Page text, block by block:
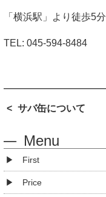
「横浜駅」より徒歩5分
TEL: 045-594-8484
サバ缶について
Menu
First
Price